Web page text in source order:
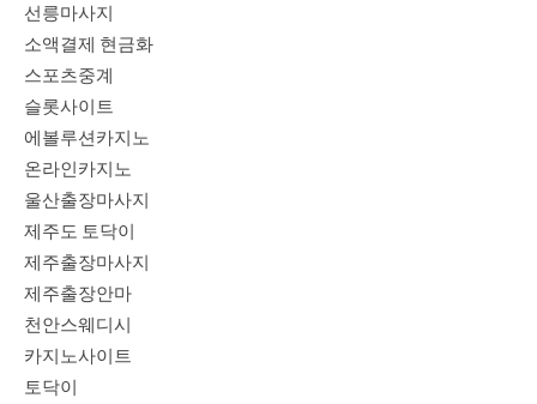
선릉마사지
소액결제 현금화
스포츠중계
슬롯사이트
에볼루션카지노
온라인카지노
울산출장마사지
제주도 토닥이
제주출장마사지
제주출장안마
천안스웨디시
카지노사이트
토닥이